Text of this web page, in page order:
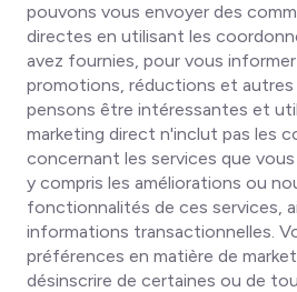
pouvons vous envoyer des
directes en utilisant les
avez fournies, pour vous
promotions, réductions et
pensons être intéressantes et
marketing direct n'inclut pas les
concernant les services que
y compris les améliorations ou
fonctionnalités de ces services,
informations transactionnelles.
préférences en matière de
désinscrire de certaines ou de